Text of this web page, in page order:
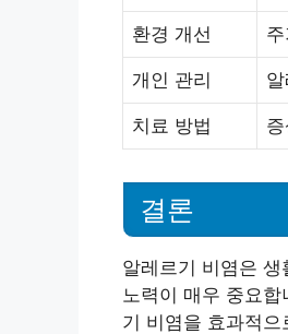
환경 개선
개인 관리
치료 방법
결론
알레르기 비염은
노력이 매우 중요
기 비염을 효과적